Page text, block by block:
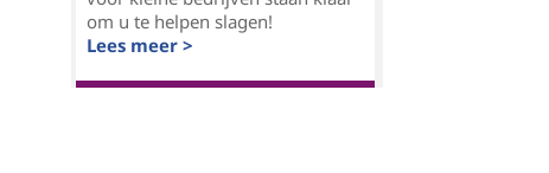
om u te helpen slagen!
Lees meer >